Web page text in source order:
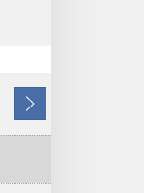
Нөвбәти